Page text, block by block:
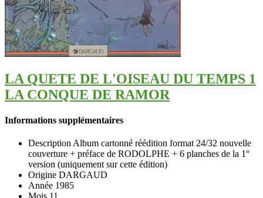
LA QUETE DE L'OISEAU DU TEMPS 1
LA CONQUE DE RAMOR
Informations supplémentaires
Description Album cartonné réédition format 24/32 nouvelle
couverture + préface de RODOLPHE + 6 planches de la 1°
version (uniquement sur cette édition)
Origine DARGAUD
Année 1985